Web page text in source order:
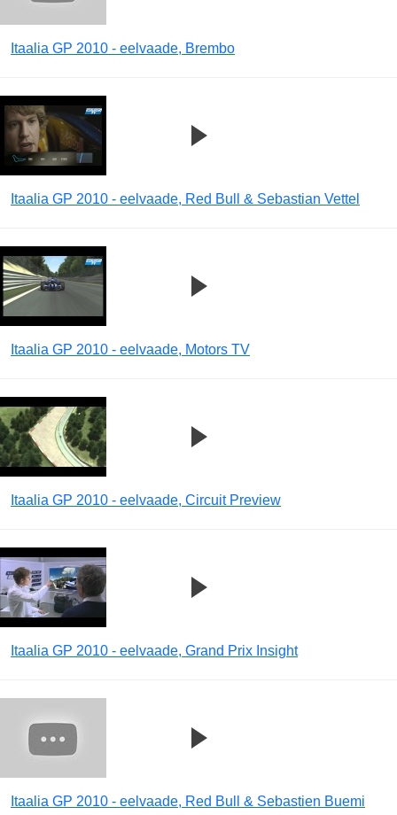
Itaalia GP 2010 - eelvaade, Brembo
Itaalia GP 2010 - eelvaade, Red Bull & Sebastian Vettel
Itaalia GP 2010 - eelvaade, Motors TV
Itaalia GP 2010 - eelvaade, Circuit Preview
Itaalia GP 2010 - eelvaade, Grand Prix Insight
Itaalia GP 2010 - eelvaade, Red Bull & Sebastien Buemi